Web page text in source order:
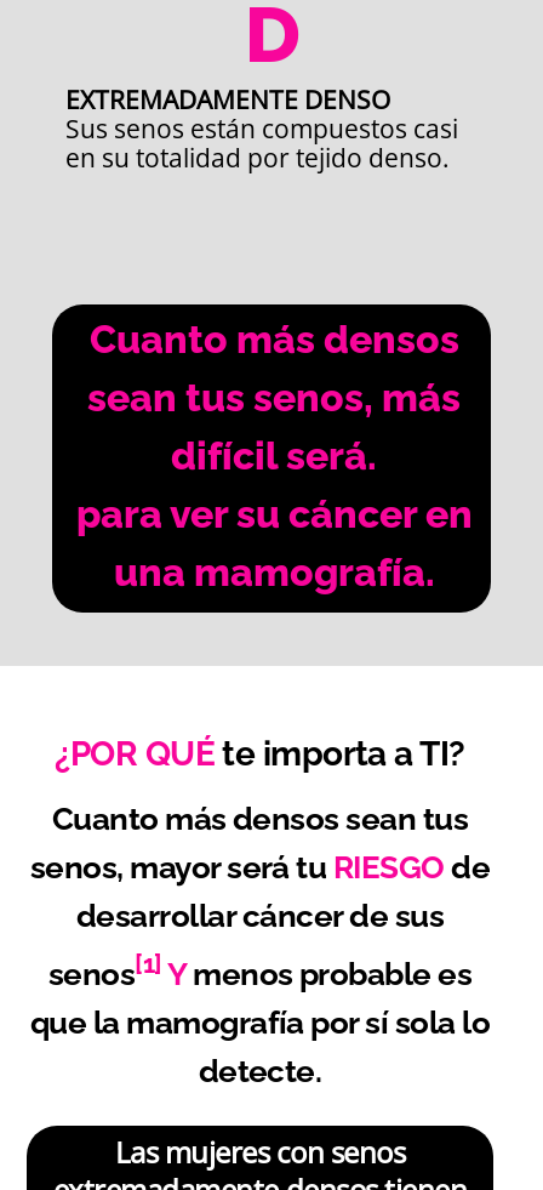
D
EXTREMADAMENTE DENSO
Sus senos están compuestos casi
en su totalidad por tejido denso.
Cuanto más densos
sean tus senos, más
difícil será.
para ver su cáncer en
una mamografía.
¿POR QUÉte importa a TI?
Cuanto más densos sean tus
senos, mayor será tu RIESGO de
desarrollar cáncer de sus
senos[1] Ymenos probable es
que la mamografía por sí sola lo
detecte.
Las mujeres con senos